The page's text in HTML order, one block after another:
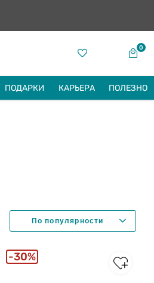
0
ПОДАРКИ КАРЬЕРА ПОЛЕЗНО
30%